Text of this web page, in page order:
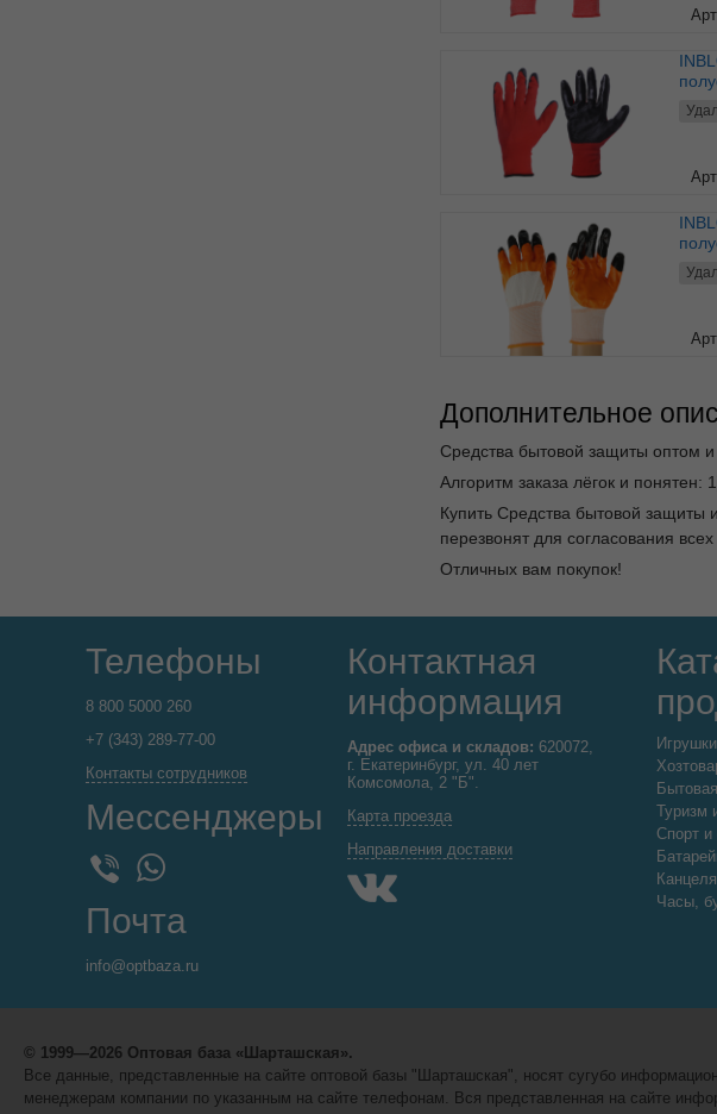
INBLOOM Перчатки садовые нейлоновые с нитриловым
INBLOOM Перчатки садовые с двойным нитриловым
Дополнительное
Средства бытовой защиты оптом
Алгоритм заказа лёгок и понятен:
Купить Средства бытовой
перезвонят для согласования всех
Отличных вам покупок!
Телефоны
8 800 5000 260
+7 (343) 289-77-00
Контакты сотрудников
Мессенджеры
WhatsApp
Почта
info@optbaza.ru
Контактная
информация
Адрес офиса и складов: 620072,
г. Екатеринбург, ул. 40 лет
Комсомола, 2 "Б".
Карта проезда
Направления доставки
Игрушки
Туризм
Спорт и
Часы,
© 1999—2026 Оптовая база «Шарташская».
Все данные, представленные на сайте оптовой базы "Шарташская", носят сугубо
менеджерам компании по указанным на сайте телефонам. Вся представленная на сайте